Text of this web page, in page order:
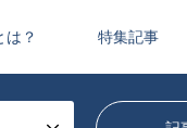
は？ 特集記事